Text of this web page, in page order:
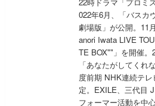
022年6月、「バスカ
劇場版」が公開。11
anori Iwata LIVE
TE BOX""」を開催。
「あなたがしてくれ
度前期 NHK連続テ
定。EXILE、三代目
フォーマー活動を中